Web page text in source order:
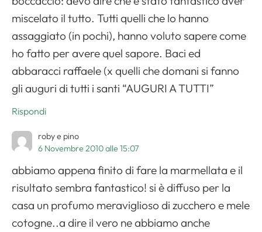
miscelato il tutto. Tutti quelli che lo hanno
assaggiato (in pochi), hanno voluto sapere come
ho fatto per avere quel sapore. Baci ed
abbaracci raffaele (x quelli che domani si fanno
gli auguri di tutti i santi “AUGURI A TUTTI”
Rispondi
roby e pino
6 Novembre 2010 alle 15:07
abbiamo appena finito di fare la marmellata e il
risultato sembra fantastico! si è diffuso per la
casa un profumo meraviglioso di zucchero e mele
cotogne..a dire il vero ne abbiamo anche